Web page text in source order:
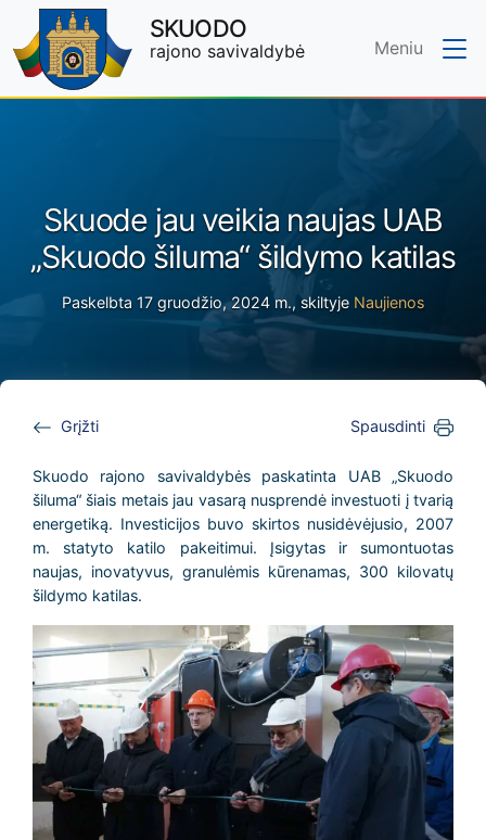
Skip to main content
SKUODO
rajono savivaldybė Meniu
Skuode jau veikia naujas UAB
„Skuodo šiluma“ šildymo katilas
Paskelbta 17 gruodžio, 2024 m., skiltyje Naujienos
Grįžti Spausdinti
Skuodo rajono savivaldybės paskatinta UAB „Skuodo
šiluma“ šiais metais jau vasarą nusprendė investuoti į tvarią
energetiką. Investicijos buvo skirtos nusidėvėjusio, 2007
m. statyto katilo pakeitimui. Įsigytas ir sumontuotas
naujas, inovatyvus, granulėmis kūrenamas, 300 kilovatų
šildymo katilas.